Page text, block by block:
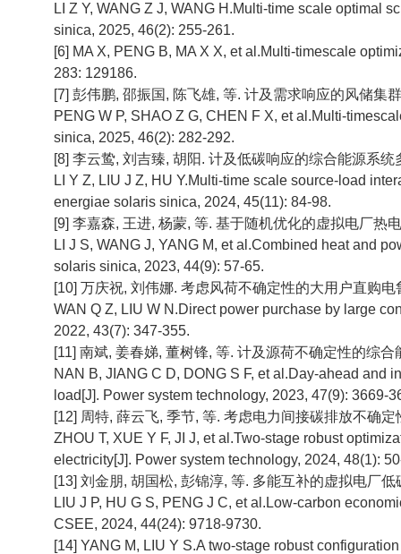
LI Z Y, WANG Z J, WANG H.Multi-time scale optimal
sinica, 2025, 46(2): 255-261.
[6] MA X, PENG B, MA X X, et al.Multi-timescale
283: 129186.
[7] 彭伟鹏, 邵振国, 陈飞雄, 等. 计及需求响应的风储集
PENG W P, SHAO Z G, CHEN F X, et al.Multi-
sinica, 2025, 46(2): 282-292.
[8] 李云鸷, 刘吉臻, 胡阳. 计及低碳响应的综合能源系
LI Y Z, LIU J Z, HU Y.Multi-time scale source-load
energiae solaris sinica, 2024, 45(11): 84-98.
[9] 李嘉森, 王进, 杨蒙, 等. 基于随机优化的虚拟电厂热
LI J S, WANG J, YANG M, et al.Combined heat and
solaris sinica, 2023, 44(9): 57-65.
[10] 万庆祝, 刘伟娜. 考虑风荷不确定性的大用户直购
WAN Q Z, LIU W N.Direct power purchase by large
2022, 43(7): 347-355.
[11] 南斌, 姜春娣, 董树锋, 等. 计及源荷不确定性的综
NAN B, JIANG C D, DONG S F, et al.Day-ahead and
load[J]. Power system technology, 2023, 47(9): 3669-
[12] 周特, 薛云飞, 季节, 等. 考虑电力间接碳排放不确
ZHOU T, XUE Y F, JI J, et al.Two-stage robust
electricity[J]. Power system technology, 2024, 48(1):
[13] 刘金朋, 胡国松, 彭锦淳, 等. 多能互补的虚拟电厂
LIU J P, HU G S, PENG J C, et al.Low-carbon
CSEE, 2024, 44(24): 9718-9730.
[14] YANG M, LIU Y S.A two-stage robust